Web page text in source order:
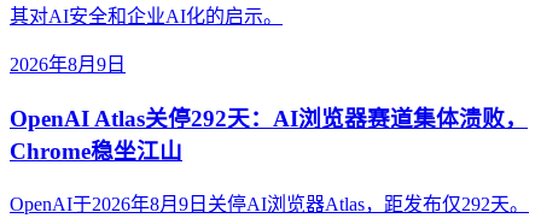
其对AI安全和企业AI化的启示。
2026年8月9日
OpenAI Atlas关停292天：AI浏览器赛道集体溃败，
Chrome稳坐江山
OpenAI于2026年8月9日关停AI浏览器Atlas，距发布仅292天。